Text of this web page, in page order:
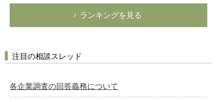
ランキングを見る
注目の相談スレッド
各企業調査の回答義務について